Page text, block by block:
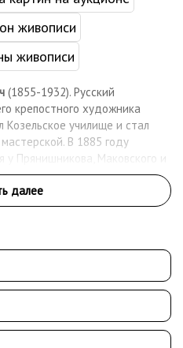
живописи
живописи
(1855-1932). Русский
крепостного художника
училище и стал
В 1885 году
у Прянишникова, Маковского и
вступил в Московское
и стал его постоянным
московского объединения
живописец, график-
в группу «Звено» и
Работал преподавателем
района.